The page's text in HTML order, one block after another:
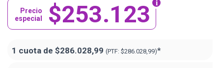
$253.123
Precio
especial
1 cuota de $286.028,99 (PTF: $286.028,99)*